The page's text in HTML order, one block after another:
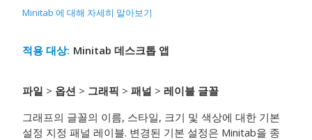
Minitab 에 대해 자세히 알아보기
적용 대상: Minitab 데스크톱 앱
파일 > 옵션 > 그래픽 > 패널 > 레이블 글꼴
그래프의 글꼴의 이름, 스타일, 크기 및 색상에 대한 기본
설정 지정 패널 레이블. 변경된 기본 설정은 Minitab을 종